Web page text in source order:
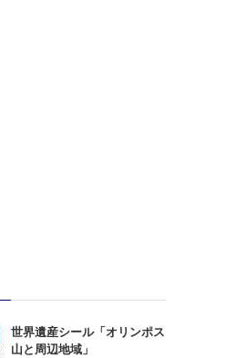
世界遺産シール「オリンポス
山と周辺地域」